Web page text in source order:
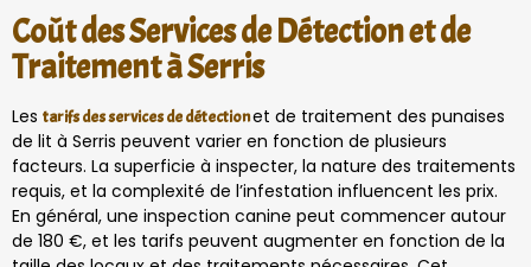
Coût des Services de Détection et de
Traitement à Serris
Les tarifs des services de détectionet de traitement des punaises
de lit à Serris peuvent varier en fonction de plusieurs
facteurs. La superficie à inspecter, la nature des traitements
requis, et la complexité de l’infestation influencent les prix.
En général, une inspection canine peut commencer autour
de 180 €, et les tarifs peuvent augmenter en fonction de la